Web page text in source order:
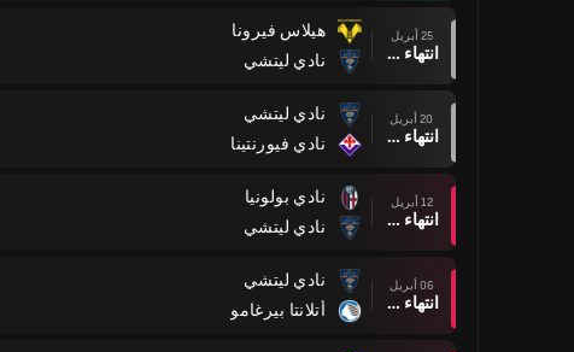
25 أبريل
انتهاء وقت المباراة
هيلاس فيرونا
نادي ليتشي
20 أبريل
انتهاء وقت المباراة
نادي ليتشي
نادي فيورنتينا
12 أبريل
انتهاء وقت المباراة
نادي بولونيا
نادي ليتشي
06 أبريل
انتهاء وقت المباراة
نادي ليتشي
أتلانتا بيرغامو